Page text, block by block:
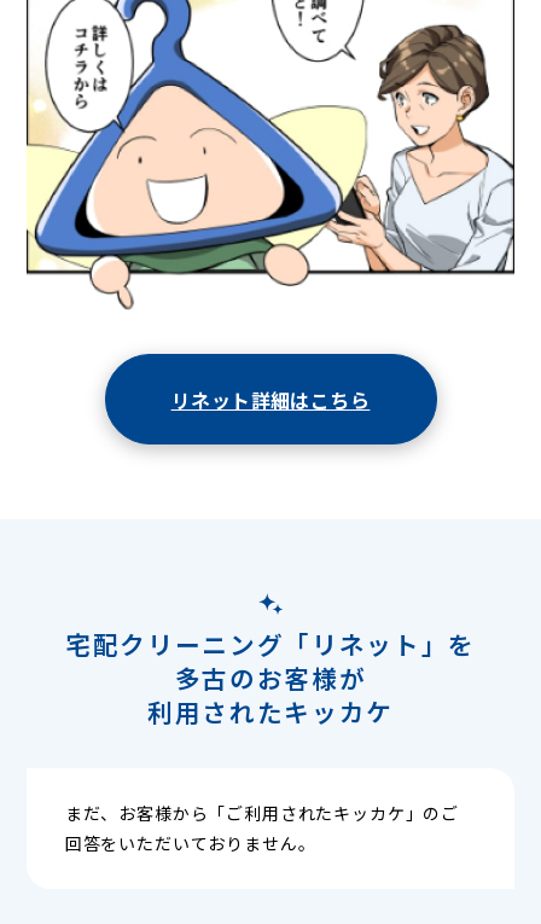
リネット詳細はこちら
宅配クリーニング「リネット」を
多古のお客様が
利用されたキッカケ
まだ、お客様から「ご利用されたキッカケ」のご
回答をいただいておりません。